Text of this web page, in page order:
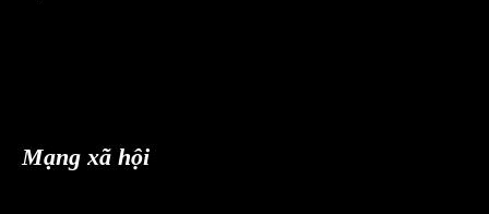
Mạng xã hội